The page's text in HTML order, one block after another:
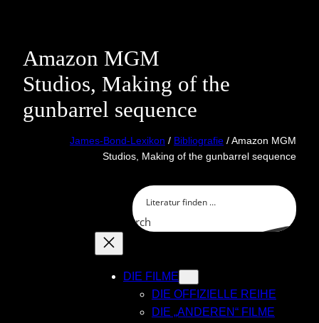
contentAmazon MGM
Studios, Making of the
gunbarrel sequence
James-Bond-Lexikon / Bibliografie / Amazon MGM
Studios, Making of the gunbarrel sequence
Search
DIE FILME
DIE OFFIZIELLE REIHE
DIE „ANDEREN“ FILME